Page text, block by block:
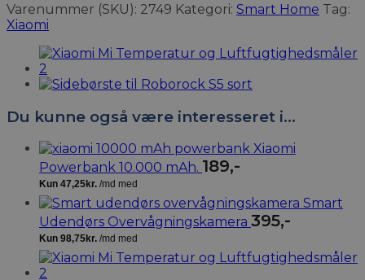
Varenummer (SKU): 2749 Kategori: Smart Home Tag:
Xiaomi
Du kunne også være interesseret i…
Xiaomi
Powerbank 10.000 mAh. 189,-
Smart
Udendørs Overvågningskamera 395,-